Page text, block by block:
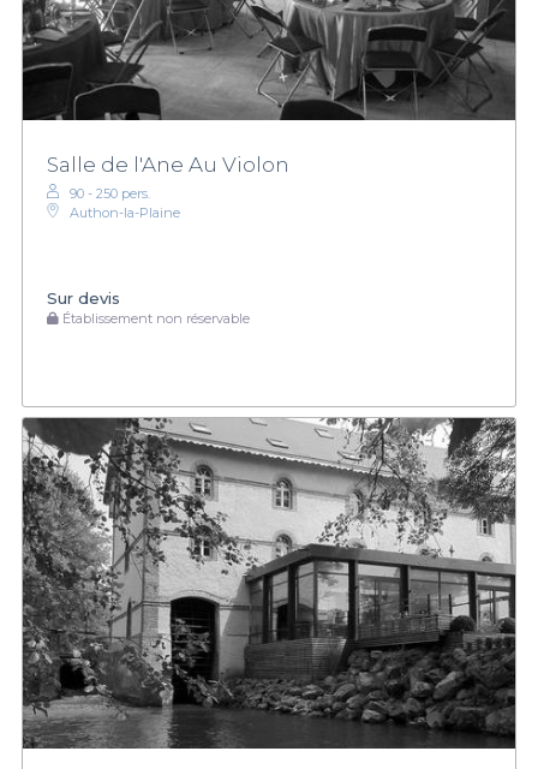
Salle de l'Ane Au Violon
90 - 250 pers.
Authon-la-Plaine
Sur devis
Établissement non réservable